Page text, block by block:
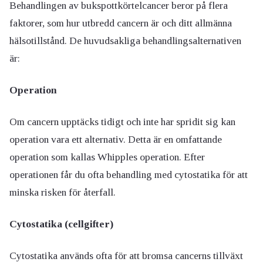
Behandlingen av bukspottkörtelcancer beror på flera
faktorer, som hur utbredd cancern är och ditt allmänna
hälsotillstånd. De huvudsakliga behandlingsalternativen
är:
Operation
Om cancern upptäcks tidigt och inte har spridit sig kan
operation vara ett alternativ. Detta är en omfattande
operation som kallas Whipples operation. Efter
operationen får du ofta behandling med cytostatika för att
minska risken för återfall.
Cytostatika (cellgifter)
Cytostatika används ofta för att bromsa cancerns tillväxt